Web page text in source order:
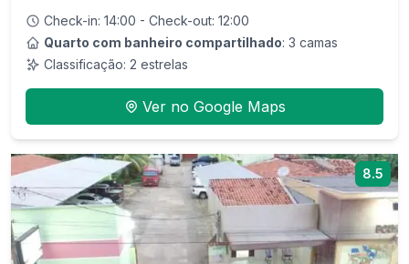
Check-in: 14:00 - Check-out: 12:00
Quarto com banheiro compartilhado: 3 camas
Classificação: 2 estrelas
Ver no Google Maps
8.5